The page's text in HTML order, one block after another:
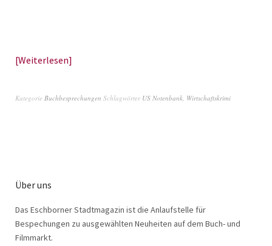
Weiterlesen
Kategorie Buchbesprechungen Schlagwörter US Notenbank, Wirtschaftskrimi
Über uns
Das Eschborner Stadtmagazin ist die Anlaufstelle für
Bespechungen zu ausgewählten Neuheiten auf dem Buch- und
Filmmarkt.